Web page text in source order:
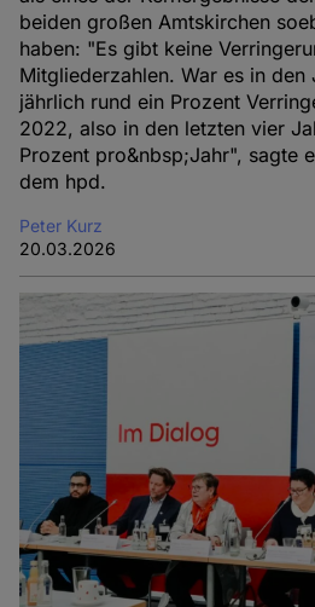
beiden großen Amtskirchen
haben: "Es gibt keine
Mitgliederzahlen. War es in den
jährlich rund ein Prozent
2022, also in den letzten vier
Prozent pro&nbsp;Jahr", sagte
dem hpd.
Peter Kurz
20.03.2026